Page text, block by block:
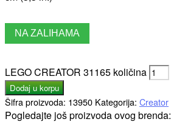
NA ZALIHAMA
LEGO CREATOR 31165 količina
Dodaj u korpu
Šifra proizvoda: 13950 Kategorija: Creator
Pogledajte još proizvoda ovog brenda: